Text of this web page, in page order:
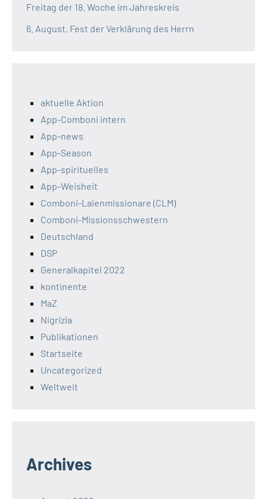
Freitag der 18. Woche im Jahreskreis
6. August, Fest der Verklärung des Herrn
aktuelle Aktion
App-Comboni intern
App-news
App-Season
App-spirituelles
App-Weisheit
Comboni-Laienmissionare (CLM)
Comboni-Missionsschwestern
Deutschland
DSP
Generalkapitel 2022
kontinente
MaZ
Nigrizia
Publikationen
Startseite
Uncategorized
Weltweit
Archives